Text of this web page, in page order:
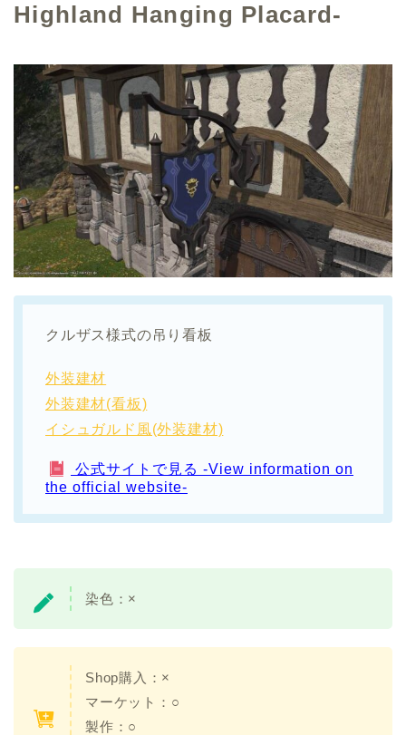
Highland Hanging Placard-
クルザス様式の吊り看板
外装建材
外装建材(看板)
イシュガルド風(外装建材)
公式サイトで見る -View information on
the official website-
染色：×
Shop購入：×
マーケット：○
製作：○